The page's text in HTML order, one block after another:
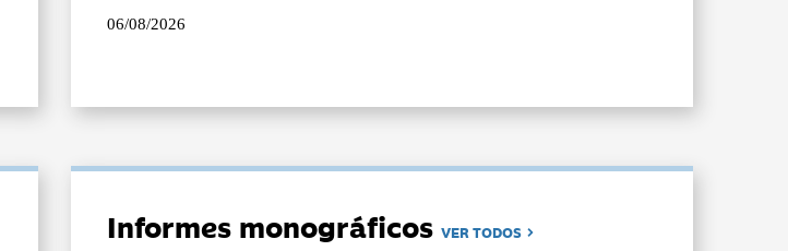
06/08/2026
Informes monográficosVER TODOS